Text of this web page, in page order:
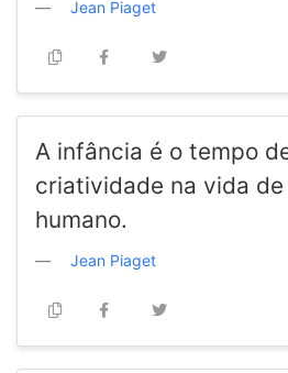
Jean Piaget
A infância é o tempo
criatividade na vida
humano.
Jean Piaget